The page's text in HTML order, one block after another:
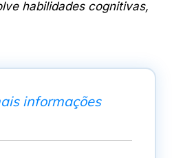
habilidades cognitivas,
informações